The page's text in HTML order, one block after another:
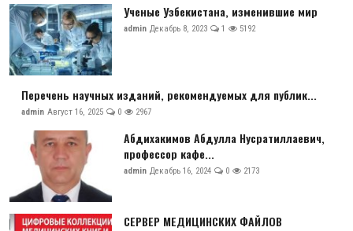
Ученые Узбекистана, изменившие мир
admin Декабрь 8, 2023 1 5192
Перечень научных изданий, рекомендуемых для публик...
admin Август 16, 2025 0 2967
Абдихакимов Абдулла Нусратиллаевич,
профессор кафе...
admin Декабрь 16, 2024 0 2173
СЕРВЕР МЕДИЦИНСКИХ ФАЙЛОВ